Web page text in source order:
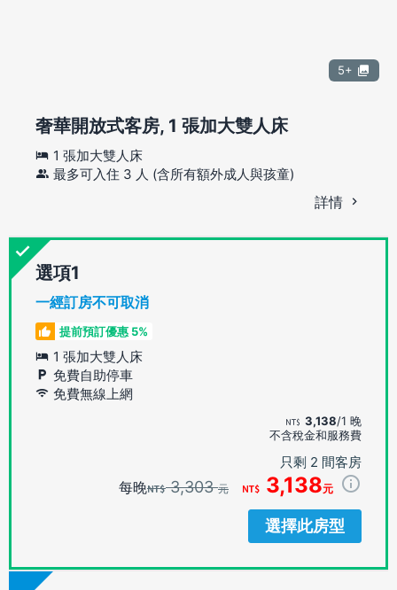
5+
奢華開放式客房, 1 張加大雙人床
1 張加大雙人床
最多可入住 3 人 (含所有額外成人與孩童)
詳情
選項
一經訂房不可取消
提前預訂優惠 5%
1 張加大雙人床
免費自助停車
免費無線上網
3,138/1 晚
不含稅金和服務費
只剩 2 間客房
每晚 3,303元 3,138元
選擇此房型